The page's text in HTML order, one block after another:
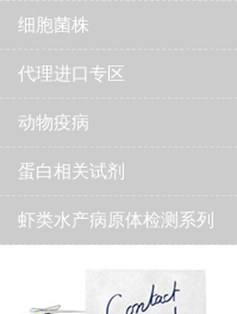
细胞菌株
代理进口专区
动物疫病
蛋白相关试剂
虾类水产病原体检测系列